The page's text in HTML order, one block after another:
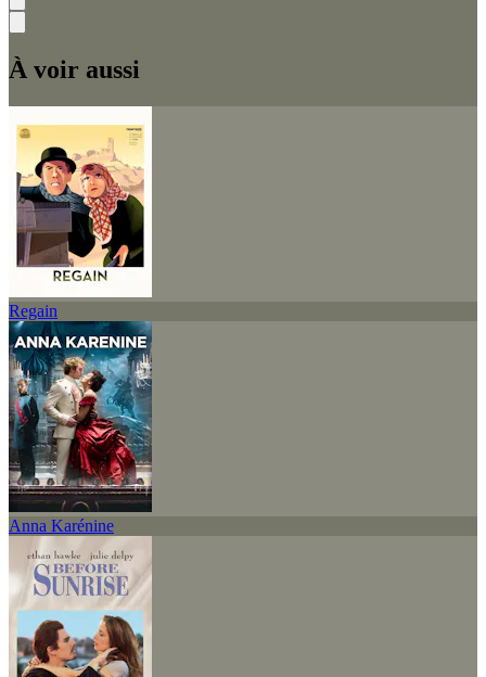
À voir aussi
Regain
Anna Karénine